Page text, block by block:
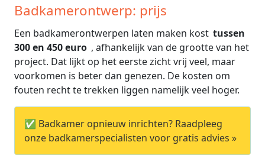
Badkamerontwerp: prijs
Een badkamerontwerpen laten maken kost tussen
300 en 450 euro , afhankelijk van de grootte van het
project. Dat lijkt op het eerste zicht vrij veel, maar
voorkomen is beter dan genezen. De kosten om
fouten recht te trekken liggen namelijk veel hoger.
✅ Badkamer opnieuw inrichten? Raadpleeg
onze badkamerspecialisten voor gratis advies »